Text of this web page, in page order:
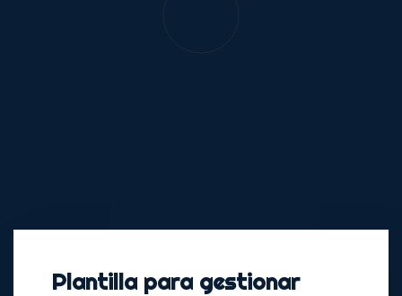
Plantilla para gestionar